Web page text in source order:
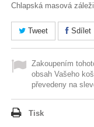
Chlapská masová
Tweet Sdílet
Zakoupením
obsah Vašeho
převedeny na
Tisk